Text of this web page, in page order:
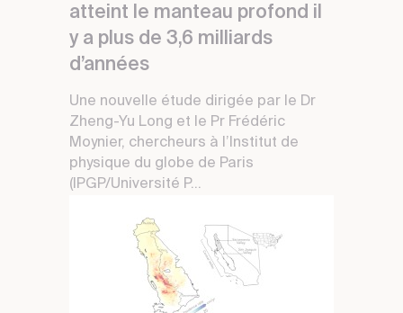
atteint le manteau profond il
y a plus de 3,6 milliards
d’années
Une nouvelle étude dirigée par le Dr
Zheng-Yu Long et le Pr Frédéric
Moynier, chercheurs à l’Institut de
physique du globe de Paris
(IPGP/Université P...